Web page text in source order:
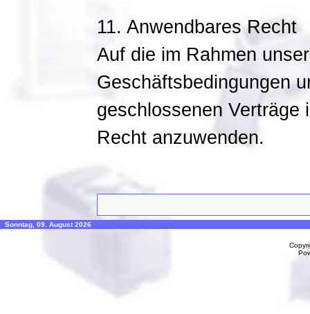
11. Anwendbares Recht
Auf die im Rahmen
Geschäftsbedingungen
geschlossenen
Recht anzuwenden.
Sonntag, 09. August 2026